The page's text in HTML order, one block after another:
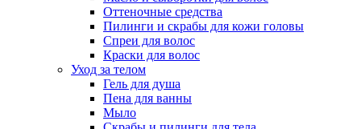
Оттеночные средства
Пилинги и скрабы для кожи головы
Спреи для волос
Краски для волос
Уход за телом
Гель для душа
Пена для ванны
Мыло